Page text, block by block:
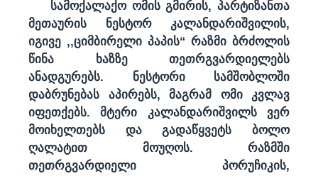
სამოქალაქო ომის გმირის, პარტიზანთა
მეთაურის ნესტორ კალანდარიშვილის,
იგივე ,,ციმბირელი პაპის“ რაზმი ბრძოლის
წინა ხაზზე თეთრგვარდიელებს
ანადგურებს. ნესტორი სამშობლოში
დაბრუნებას აპირებს, მაგრამ ომი კვლავ
იფეთქებს. მტერი კალანდარიშვილს ვერ
მოიხელთებს და გადაწყვეტს ბოლო
ღალატით მოუღოს. რაზმში
თეთრგვარდიელი პორუჩიკის,